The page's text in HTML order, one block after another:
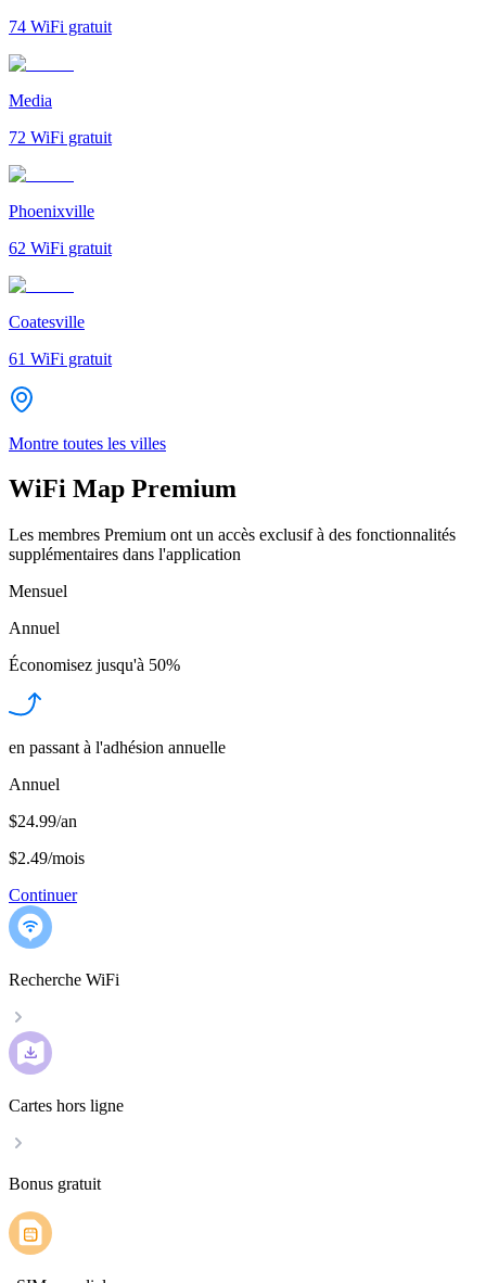
74 WiFi gratuit
Media
72 WiFi gratuit
Phoenixville
62 WiFi gratuit
Coatesville
61 WiFi gratuit
Montre toutes les villes
WiFi Map Premium
Les membres Premium ont un accès exclusif à des fonctionnalités
supplémentaires dans l'application
Mensuel
Annuel
Économisez jusqu'à 50%
en passant à l'adhésion annuelle
Annuel
$24.99/an
$2.49/mois
Continuer
Recherche WiFi
Cartes hors ligne
Bonus gratuit